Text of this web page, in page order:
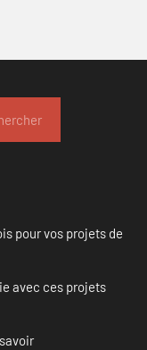
pour vos projets de
avec ces projets